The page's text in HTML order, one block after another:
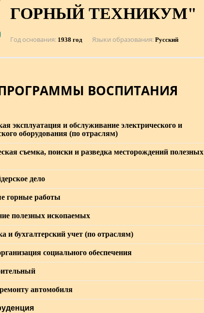
ГОРНЫЙ ТЕХНИКУМ"
Год основания 1938 год Языки образования Русский
ВОСПИТАНИЯ
эксплуатация и обслуживание электрического и
оборудования (по отраслям)
съемка, поиски и разведка месторождений полезных
дело
горные работы
полезных ископаемых
и бухгалтерский учет (по отраслям)
социального обеспечения
автомобиля